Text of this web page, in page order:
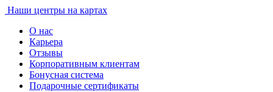
Наши центры на картах
О нас
Карьера
Отзывы
Корпоративным клиентам
Бонусная система
Подарочные сертификаты